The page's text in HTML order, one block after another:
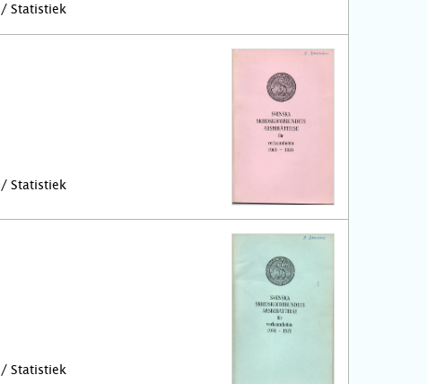
Statistiek
Statistiek
Statistiek